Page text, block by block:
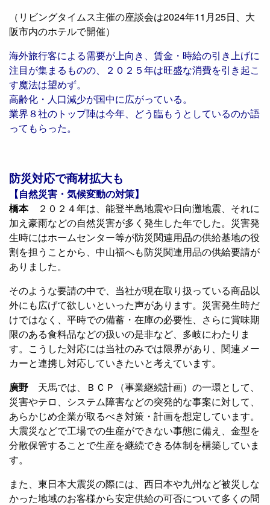
（リビングタイムス主催の座談会は2024年11月25日、大
阪市内のホテルで開催）
海外旅行客による需要が上向き、賃金・時給の引き上げに
注目が集まるものの、２０２５年は旺盛な消費を引き起こ
す魔法は望めず。
高齢化・人口減少が国中に広がっている。
業界８社のトップ陣は今年、どう臨もうとしているのか語
ってもらった。
防災対応で商材拡大も
【自然災害・気候変動の対策】
橋本２０２４年は、能登半島地震や日向灘地震、それに
加え豪雨などの自然災害が多く発生した年でした。災害発
生時にはホームセンター等が防災関連用品の供給基地の役
割を担うことから、中山福へも防災関連用品の供給要請が
ありました。
そのような要請の中で、当社が現在取り扱っている商品以
外にも広げて欲しいといった声があります。災害発生時だ
けではなく、平時での備蓄・在庫の必要性、さらに賞味期
限のある食料品などの扱いの是非など、多岐にわたりま
す。こうした対応には当社のみでは限界があり、関連メー
カーと連携し対応していきたいと考えています。
廣野 天馬では、ＢＣＰ（事業継続計画）の一環として、
災害やテロ、システム障害などの突発的な事案に対して、
あらかじめ企業が取るべき対策・計画を想定しています。
大震災などで工場での生産ができない事態に備え、金型を
分散保管することで生産を継続できる体制を構築していま
す。
また、東日本大震災の際には、西日本や九州など被災しな
かった地域のお客様から安定供給の可否について多くの問